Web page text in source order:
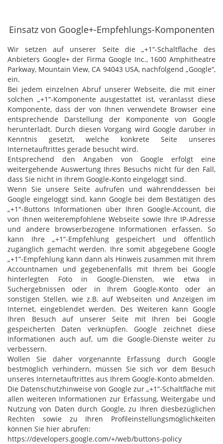
Einsatz von Google+-Empfehlungs-Komponenten
Wir setzen auf unserer Seite die „+1“-Schaltfläche des
Anbieters Google+ der Firma Google Inc., 1600 Amphitheatre
Parkway, Mountain View, CA 94043 USA, nachfolgend „Google“,
ein.
Bei jedem einzelnen Abruf unserer Webseite, die mit einer
solchen „+1“-Komponente ausgestattet ist, veranlasst diese
Komponente, dass der von Ihnen verwendete Browser eine
entsprechende Darstellung der Komponente von Google
herunterlädt. Durch diesen Vorgang wird Google darüber in
Kenntnis gesetzt, welche konkrete Seite unseres
Internetauftrittes gerade besucht wird.
Entsprechend den Angaben von Google erfolgt eine
weitergehende Auswertung Ihres Besuchs nicht für den Fall,
dass Sie nicht in Ihrem Google-Konto eingeloggt sind.
Wenn Sie unsere Seite aufrufen und währenddessen bei
Google eingeloggt sind, kann Google bei dem Bestätigen des
„+1"-Buttons Informationen über Ihren Google-Account, die
von Ihnen weiterempfohlene Webseite sowie Ihre IP-Adresse
und andere browserbezogene Informationen erfassen. So
kann Ihre „+1“-Empfehlung gespeichert und öffentlich
zugänglich gemacht werden. Ihre somit abgegebene Google
„+1“-Empfehlung kann dann als Hinweis zusammen mit Ihrem
Accountnamen und gegebenenfalls mit Ihrem bei Google
hinterlegten Foto in Google-Diensten, wie etwa in
Suchergebnissen oder in Ihrem Google-Konto oder an
sonstigen Stellen, wie z.B. auf Webseiten und Anzeigen im
Internet, eingeblendet werden. Des Weiteren kann Google
Ihren Besuch auf unserer Seite mit Ihren bei Google
gespeicherten Daten verknüpfen. Google zeichnet diese
Informationen auch auf, um die Google-Dienste weiter zu
verbessern.
Wollen Sie daher vorgenannte Erfassung durch Google
bestmöglich verhindern, müssen Sie sich vor dem Besuch
unseres Internetauftrittes aus Ihrem Google-Konto abmelden.
Die Datenschutzhinweise von Google zur „+1“-Schaltfläche mit
allen weiteren Informationen zur Erfassung, Weitergabe und
Nutzung von Daten durch Google, zu Ihren diesbezüglichen
Rechten sowie zu Ihren Profileinstellungsmöglichkeiten
können Sie hier abrufen:
https://developers.google.com/+/web/buttons-policy